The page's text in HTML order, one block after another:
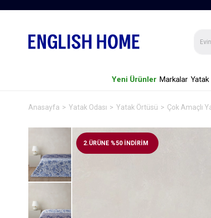
Yeni Ürünler Markalar Yatak
Anasayfa Yatak Odası Yatak Örtüsü Çok Amaçlı
2.ÜRÜNE %50 İNDİRİM